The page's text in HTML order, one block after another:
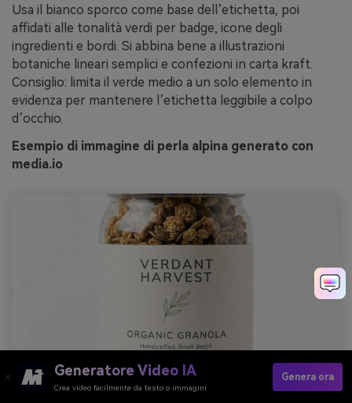
Usa il bianco sporco come base dell’etichetta, poi
affidati alle tonalità verdi per badge, icone degli
ingredienti e bordi. Si abbina bene a illustrazioni
botaniche lineari semplici e confezioni in carta kraft.
Consiglio: limita il verde medio a un solo elemento in
evidenza per mantenere l’etichetta leggibile a colpo
d’occhio.
Esempio di immagine di perla alpina generato con
media.io
Generatore Video IA
Crea video facilmente da testo o immagini
Genera ora